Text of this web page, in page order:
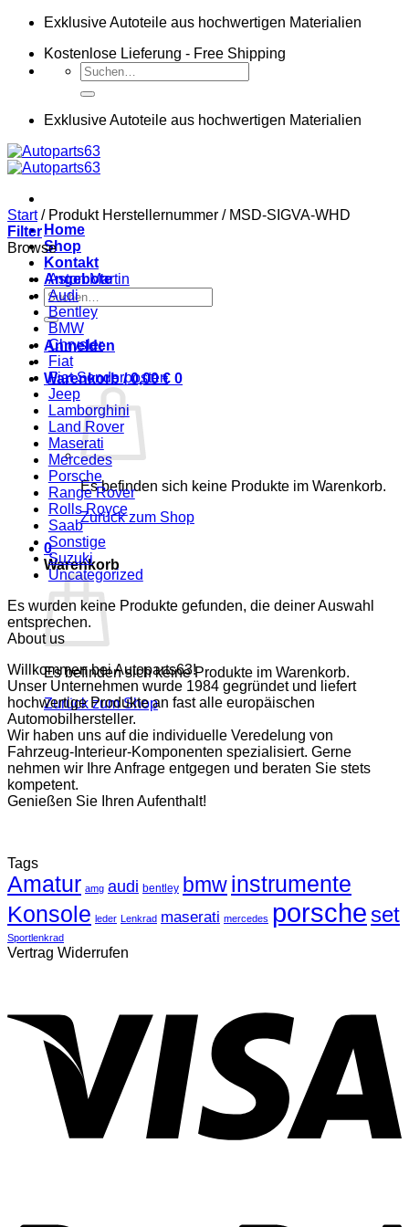
Zum
springen
Exklusive Autoteile aus hochwertigen Materialien
Kostenlose Lieferung - Free Shipping
Suchen
nach:
Exklusive Autoteile aus hochwertigen Materialien
Home
Shop
Kontakt
Angebote
Suchen
nach:
Anmelden
Warenkorb /0,00€ 0
Es befinden sich keine Produkte im Warenkorb.
Zurück zum Shop
0
Warenkorb
Es befinden sich keine Produkte im Warenkorb.
Zurück zum Shop
Start /Produkt Herstellernummer /MSD-SIGVA-WHD
Filter
Browse
Aston Martin
Audi
Bentley
BMW
Chrysler
Fiat
Fiat Sonderposten
Jeep
Lamborghini
Land Rover
Maserati
Mercedes
Porsche
Range Rover
Rolls Royce
Saab
Sonstige
Suzuki
Uncategorized
Es wurden keine Produkte gefunden, die deiner Auswahl
entsprechen.
About us
Willkommen bei Autoparts63!
Unser Unternehmen wurde 1984 gegründet und liefert
hochwertige Produkte an fast alle europäischen
Automobilhersteller.
Wir haben uns auf die individuelle Veredelung von
Fahrzeug-Interieur-Komponenten spezialisiert. Gerne
nehmen wir Ihre Anfrage entgegen und beraten Sie stets
kompetent.
Genießen Sie Ihren Aufenthalt!
Tags
Amatur amg audi bentley bmwinstrumente
Konsole leder Lenkrad maserati mercedes porsche set
Sportlenkrad
Vertrag Widerrufen